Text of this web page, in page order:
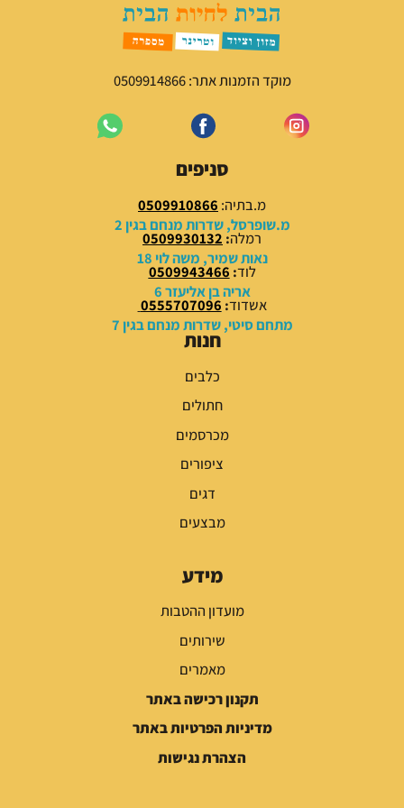
ר
י
ה
י
:
7
.
0
0
₪
.
ח
י
ה
ו
0
0
₪
.
מוקד הזמנות אתר: 0509914866
סניפים
מ.בתיה: 0509910866
מ.שופרסל, שדרות מנחם בגין 2
רמלה:
0509930132
נאות שמיר, משה לוי 18
לוד:
0509943466
אריה בן אליעזר 6
אשדוד:
0555707096
מתחם סיטי, שדרות מנחם בגין 7
חנות
כלבים
חתולים
מכרסמים
ציפורים
דגים
מבצעים
מידע
מועדון ההטבות
שירותים
מאמרים
תקנון רכישה באתר
מדיניות הפרטיות באתר
הצהרת נגישות